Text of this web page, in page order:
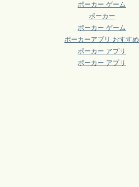
ポーカー ゲーム
ポーカー
ポーカー ゲーム
ポーカーアプリ おすすめ
ポーカー アプリ
ポーカー アプリ